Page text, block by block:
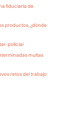
fiduciaria de
productos, ¿dónde
policial
multas
retos del trabajo